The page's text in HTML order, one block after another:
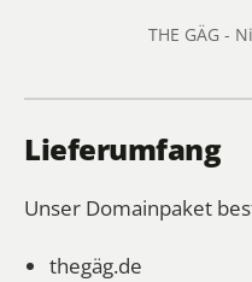
THE GÄG -
Lieferumfang
Unser Domainpaket
thegäg.de